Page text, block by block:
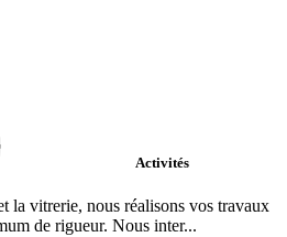
Activités
la vitrerie, nous réalisons vos travaux
de rigueur. Nous inter...